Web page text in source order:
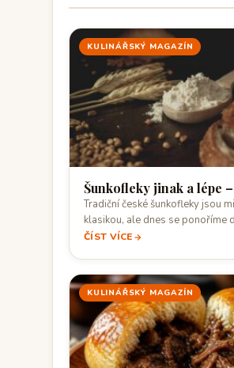
KULINÁŘSKÝ MAGAZÍN
Šunkofleky jinak a lépe
Tradiční české šunkofleky jsou
klasikou, ale dnes se ponoříme
jejich krémovější a sýrovější
ČÍST VÍCE
KULINÁŘSKÝ MAGAZÍN